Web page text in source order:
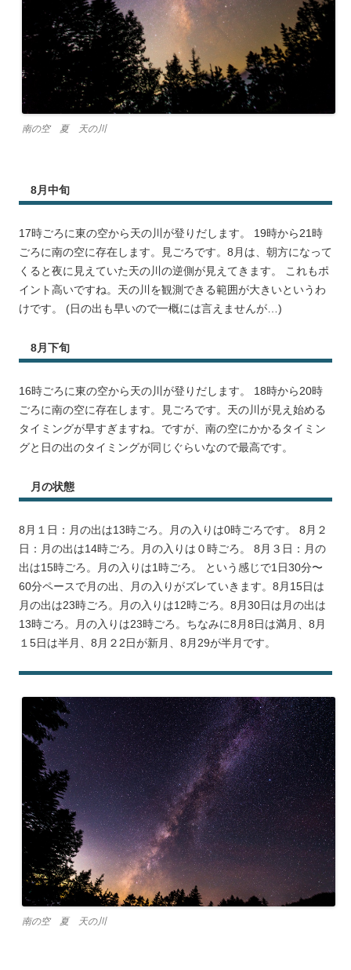
南の空 夏 天の川
8月中旬
17時ごろに東の空から天の川が登りだします。 19時から21時
ごろに南の空に存在します。見ごろです。8月は、朝方になって
くると夜に見えていた天の川の逆側が見えてきます。 これもポ
イント高いですね。天の川を観測できる範囲が大きいというわ
けです。 (日の出も早いので一概には言えませんが…)
8月下旬
16時ごろに東の空から天の川が登りだします。 18時から20時
ごろに南の空に存在します。見ごろです。天の川が見え始める
タイミングが早すぎますね。ですが、南の空にかかるタイミン
グと日の出のタイミングが同じぐらいなので最高です。
月の状態
8月１日：月の出は13時ごろ。月の入りは0時ごろです。 8月２
日：月の出は14時ごろ。月の入りは０時ごろ。 8月３日：月の
出は15時ごろ。月の入りは1時ごろ。 という感じで1日30分〜
60分ペースで月の出、月の入りがズレていきます。8月15日は
月の出は23時ごろ。月の入りは12時ごろ。8月30日は月の出は
13時ごろ。月の入りは23時ごろ。ちなみに8月8日は満月、8月
１5日は半月、8月２2日が新月、8月29が半月です。
南の空 夏 天の川